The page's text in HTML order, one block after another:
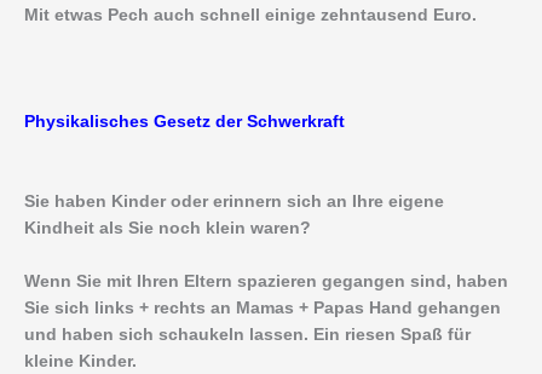
Mit etwas Pech auch schnell einige zehntausend Euro.
Physikalisches Gesetz der Schwerkraft
Sie haben Kinder oder erinnern sich an Ihre eigene
Kindheit als Sie noch klein waren?
Wenn Sie mit Ihren Eltern spazieren gegangen sind, haben
Sie sich links + rechts an Mamas + Papas Hand gehangen
und haben sich schaukeln lassen. Ein riesen Spaß für
kleine Kinder.